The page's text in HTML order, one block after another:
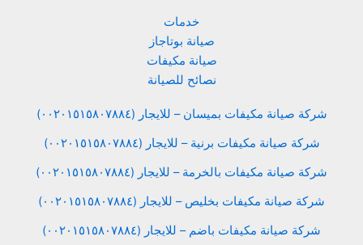
خدمات
صيانة بوتاجاز
صيانة مكيفات
نصائح للصيانة
شركة صيانة مكيفات بميسان – للايجار (٠٠٢٠١٥١٥٨٠٧٨٨٤)
شركة صيانة مكيفات برنية – للايجار (٠٠٢٠١٥١٥٨٠٧٨٨٤)
شركة صيانة مكيفات بالخرمة – للايجار (٠٠٢٠١٥١٥٨٠٧٨٨٤)
شركة صيانة مكيفات بخليص – للايجار (٠٠٢٠١٥١٥٨٠٧٨٨٤)
شركة صيانة مكيفات باضم – للايجار (٠٠٢٠١٥١٥٨٠٧٨٨٤)